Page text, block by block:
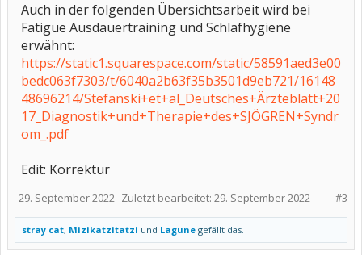
Auch in der folgenden Übersichtsarbeit wird bei
Fatigue Ausdauertraining und Schlafhygiene
erwähnt:
https://static1.squarespace.com/static/58591aed3e00
bedc063f7303/t/6040a2b63f35b3501d9eb721/16148
48696214/Stefanski+et+al_Deutsches+Ärzteblatt+20
17_Diagnostik+und+Therapie+des+SJÖGREN+Syndr
om_.pdf
Edit: Korrektur
#3
29. September 2022 Zuletzt bearbeitet: 29. September 2022
stray cat, Mizikatzitatzi und Lagune gefällt das.